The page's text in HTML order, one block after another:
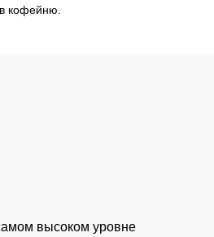
кофейню.
высоком уровне